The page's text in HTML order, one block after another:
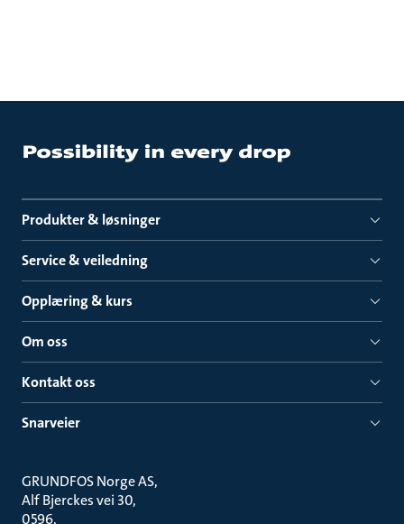
Produkter & løsninger
Service & veiledning
Opplæring & kurs
Om oss
Kontakt oss
Snarveier
GRUNDFOS Norge AS
Alf Bjerckes vei 30
0596